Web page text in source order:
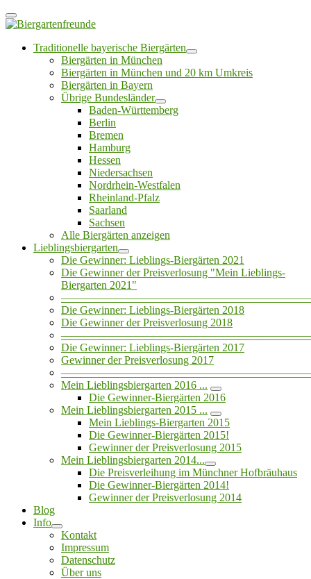
Traditionelle bayerische Biergärten
Biergärten in München
Biergärten in München und 20 km Umkreis
Biergärten in Bayern
Übrige Bundesländer
Baden-Württemberg
Berlin
Bremen
Hamburg
Hessen
Niedersachsen
Nordrhein-Westfalen
Rheinland-Pfalz
Saarland
Sachsen
Alle Biergärten anzeigen
Lieblingsbiergarten
Die Gewinner: Lieblings-Biergärten 2021
Die Gewinner der Preisverlosung "Mein Lieblings-
Biergarten 2021"
Die Gewinner: Lieblings-Biergärten 2018
Die Gewinner der Preisverlosung 2018
Die Gewinner: Lieblings-Biergärten 2017
Gewinner der Preisverlosung 2017
Mein Lieblingsbiergarten 2016 ...
Die Gewinner-Biergärten 2016
Mein Lieblingsbiergarten 2015 ...
Mein Lieblings-Biergarten 2015
Die Gewinner-Biergärten 2015!
Gewinner der Preisverlosung 2015
Mein Lieblingsbiergarten 2014...
Die Preisverleihung im Münchner Hofbräuhaus
Die Gewinner-Biergärten 2014!
Gewinner der Preisverlosung 2014
Blog
Info
Kontakt
Impressum
Datenschutz
Über uns